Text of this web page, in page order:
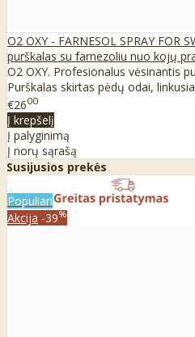
O2 OXY - FARNESOL SPRAY FOR
purškalas su farnezoliu nuo kojų
O2 OXY. Profesionalus vėsinantis
Purškalas skirtas pėdų odai,
€2600
Į krepšelį
Į palyginimą
Į norų sąrašą
Susijusios prekės
Populiari
Akcija -39%